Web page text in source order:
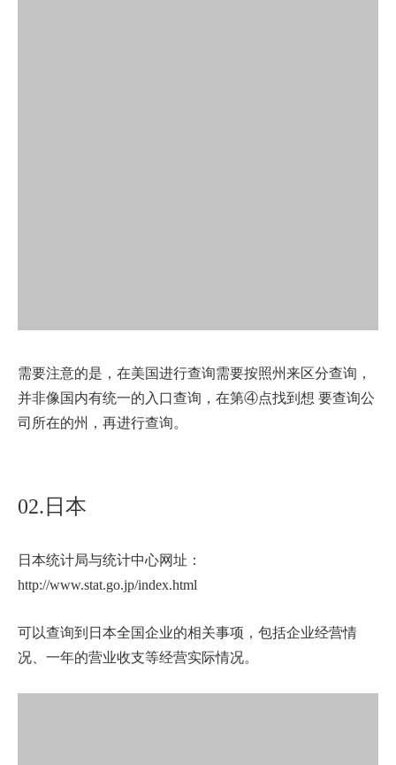
需要注意的是，在美国进行查询需要按照州来区分查询，
并非像国内有统一的入口查询，在第④点找到想 要查询公
司所在的州，再进行查询。
02.日本
日本统计局与统计中心网址：
http://www.stat.go.jp/index.html
可以查询到日本全国企业的相关事项，包括企业经营情
况、一年的营业收支等经营实际情况。